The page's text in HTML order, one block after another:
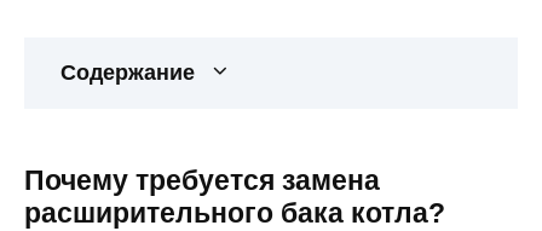
Содержание
Почему требуется замена
расширительного бака котла?